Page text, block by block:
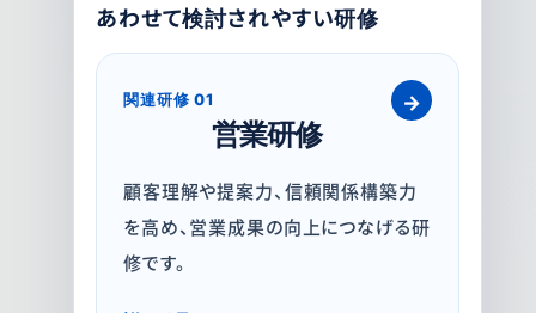
あわせて検討されやすい研修
関連研修 01
営業研修
顧客理解や提案力、信頼関係構築力
を高め、営業成果の向上につなげる研
修です。